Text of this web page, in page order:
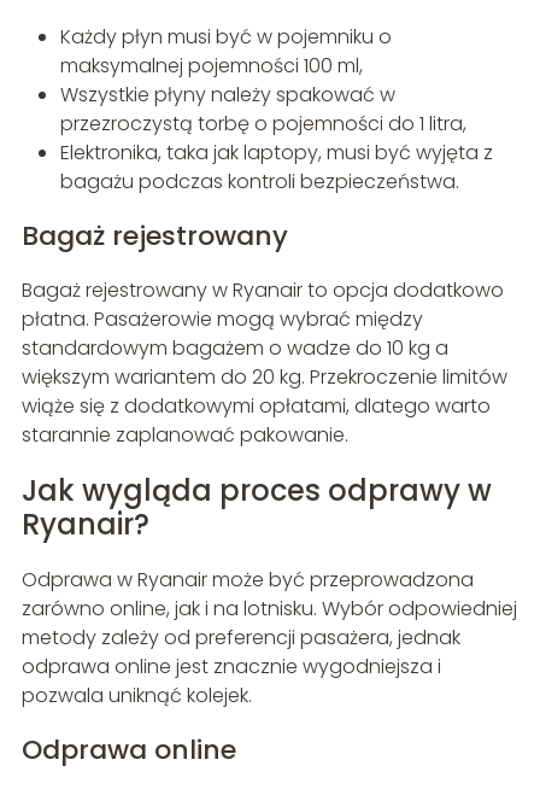
Każdy płyn musi być w pojemniku o
maksymalnej pojemności 100 ml,
Wszystkie płyny należy spakować w
przezroczystą torbę o pojemności do 1 litra,
Elektronika, taka jak laptopy, musi być wyjęta z
bagażu podczas kontroli bezpieczeństwa.
Bagaż rejestrowany
Bagaż rejestrowany w Ryanair to opcja dodatkowo
płatna. Pasażerowie mogą wybrać między
standardowym bagażem o wadze do 10 kg a
większym wariantem do 20 kg. Przekroczenie limitów
wiąże się z dodatkowymi opłatami, dlatego warto
starannie zaplanować pakowanie.
Jak wygląda proces odprawy w
Ryanair?
Odprawa w Ryanair może być przeprowadzona
zarówno online, jak i na lotnisku. Wybór odpowiedniej
metody zależy od preferencji pasażera, jednak
odprawa online jest znacznie wygodniejsza i
pozwala uniknąć kolejek.
Odprawa online